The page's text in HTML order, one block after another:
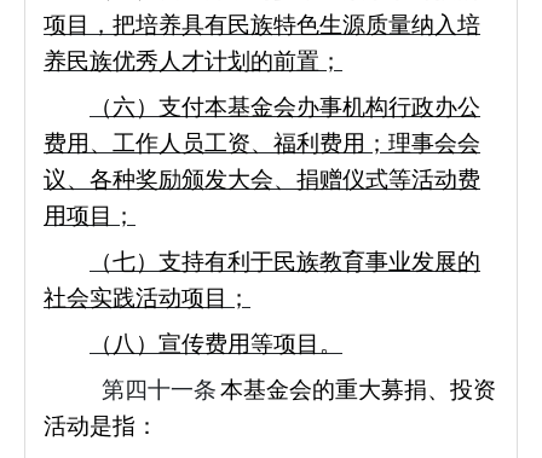
项目，把培养具有民族特色生源质量纳入培
养民族优秀人才计划的前置；
（六）支付本基金会办事机构行政办公
费用、工作人员工资、福利费用；理事会会
议、各种奖励颁发大会、捐赠仪式等活动费
用项目；
（七）支持有利于民族教育事业发展的
社会实践活动项目；
（八）宣传费用等项目。
第四十一条本基金会的重大募捐、投资
活动是指：